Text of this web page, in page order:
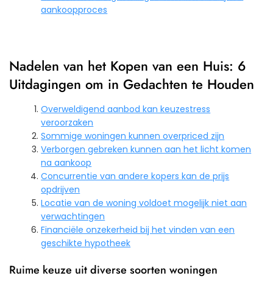
aankoopproces
Nadelen van het Kopen van een Huis: 6
Uitdagingen om in Gedachten te Houden
Overweldigend aanbod kan keuzestress
veroorzaken
Sommige woningen kunnen overpriced zijn
Verborgen gebreken kunnen aan het licht komen
na aankoop
Concurrentie van andere kopers kan de prijs
opdrijven
Locatie van de woning voldoet mogelijk niet aan
verwachtingen
Financiële onzekerheid bij het vinden van een
geschikte hypotheek
Ruime keuze uit diverse soorten woningen